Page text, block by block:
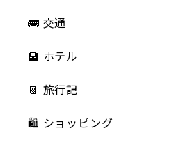
🚌 交通
🏨 ホテル
📔 旅行記
🛍️ ショッピング